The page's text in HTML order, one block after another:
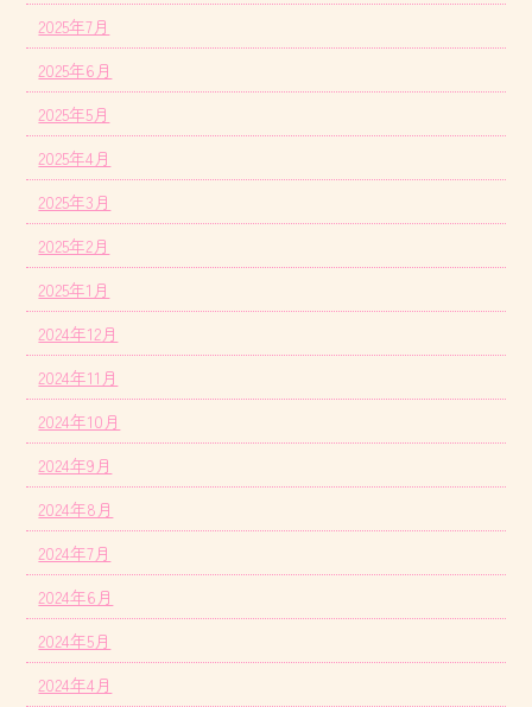
2025年7月
2025年6月
2025年5月
2025年4月
2025年3月
2025年2月
2025年1月
2024年12月
2024年11月
2024年10月
2024年9月
2024年8月
2024年7月
2024年6月
2024年5月
2024年4月